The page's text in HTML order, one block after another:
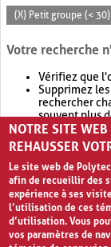
(X) Petit groupe (< 30)
Votre recherche
Vérifiez que
Supprimez
rechercher
souvent plus
Envisagez
retournera
NOTRE SITE
REHAUSSER
Le site web de
afin de recueillir des
expérience à ses
l’utilisation de ces
d’utilisation. Vous
vos paramètres de